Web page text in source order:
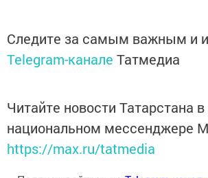
Следите за самым важным и
Telegram-канале Татмедиа
Читайте новости Татарстана в
национальном мессенджере
https://max.ru/tatmedia